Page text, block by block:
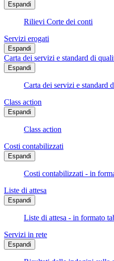
Espandi
Rilievi Corte dei conti
Servizi erogati
Espandi
Carta dei servizi e standard di
Espandi
Carta dei servizi e standard
Class action
Espandi
Class action
Costi contabilizzati
Espandi
Costi contabilizzati - in
Liste di attesa
Espandi
Liste di attesa - in formato
Servizi in rete
Espandi